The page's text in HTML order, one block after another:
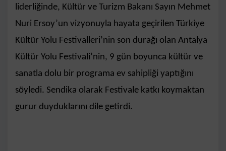
liderliğinde, Kültür ve Turizm Bakanı Sayın Mehmet
Nuri Ersoy’un vizyonuyla hayata geçirilen Türkiye
Kültür Yolu Festivalleri’nin son durağı olan Antalya
Kültür Yolu Festivali’nin, 9 gün boyunca kültür ve
sanatla dolu bir programa ev sahipliği yaptığını
söyledi. Sendika olarak Festivale katkı koymaktan
gurur duyduklarını dile getirdi.